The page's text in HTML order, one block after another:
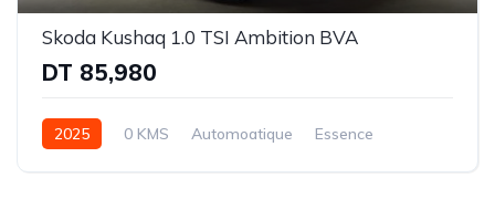
Skoda Kushaq 1.0 TSI Ambition BVA
DT 85,980
2025 0 KMS Automoatique
Essence